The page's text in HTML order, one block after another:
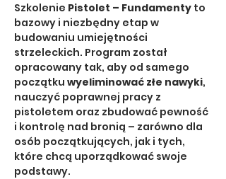
Szkolenie Pistolet – Fundamenty to
bazowy i niezbędny etap w
budowaniu umiejętności
strzeleckich. Program został
opracowany tak, aby od samego
początku wyeliminować złe nawyki,
nauczyć poprawnej pracy z
pistoletem oraz zbudować pewność
i kontrolę nad bronią – zarówno dla
osób początkujących, jak i tych,
które chcą uporządkować swoje
podstawy.